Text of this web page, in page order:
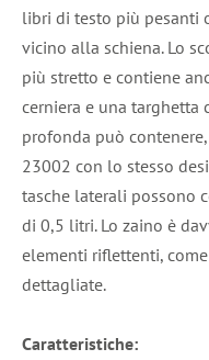
libri di testo più pesanti
vicino alla schiena. Lo
più stretto e contiene
cerniera e una targhetta
profonda può contenere,
23002 con lo stesso
tasche laterali possono
di 0,5 litri. Lo zaino è
elementi riflettenti,
dettagliate.
Caratteristiche: